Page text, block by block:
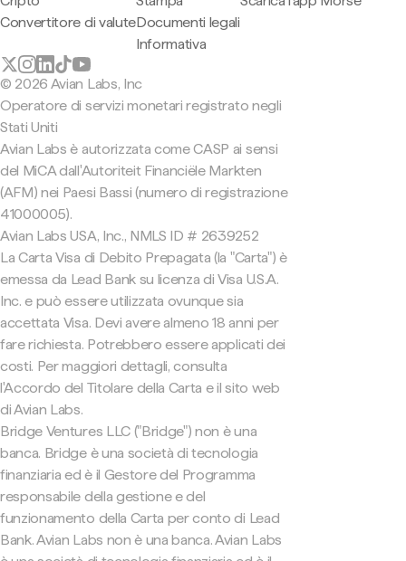
Convertitore di valuteDocumenti legali
Informativa
© 2026 Avian Labs, Inc
Operatore di servizi monetari registrato negli
Stati Uniti
Avian Labs è autorizzata come CASP ai sensi
del MiCA dall'Autoriteit Financiële Markten
(AFM) nei Paesi Bassi (numero di registrazione
41000005).
Avian Labs USA, Inc., NMLS ID # 2639252
La Carta Visa di Debito Prepagata (la "Carta") è
emessa da Lead Bank su licenza di Visa U.S.A.
Inc. e può essere utilizzata ovunque sia
accettata Visa. Devi avere almeno 18 anni per
fare richiesta. Potrebbero essere applicati dei
costi. Per maggiori dettagli, consulta
l'Accordo del Titolare della Carta e il sito web
di Avian Labs.
Bridge Ventures LLC ("Bridge") non è una
banca. Bridge è una società di tecnologia
finanziaria ed è il Gestore del Programma
responsabile della gestione e del
funzionamento della Carta per conto di Lead
Bank. Avian Labs non è una banca. Avian Labs